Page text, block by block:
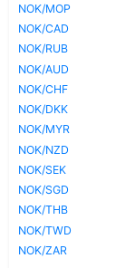
NOK/MOP
NOK/CAD
NOK/RUB
NOK/AUD
NOK/CHF
NOK/DKK
NOK/MYR
NOK/NZD
NOK/SEK
NOK/SGD
NOK/THB
NOK/TWD
NOK/ZAR